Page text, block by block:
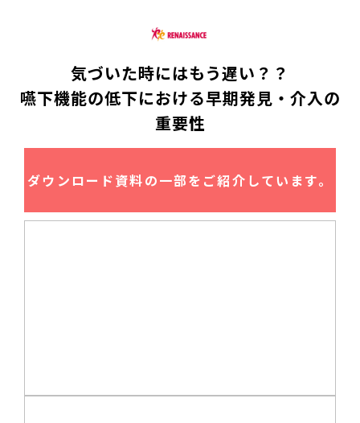
気づいた時にはもう遅い？？
嚥下機能の低下における早期発見・介入の
重要性
ダウンロード資料の一部をご紹介しています。